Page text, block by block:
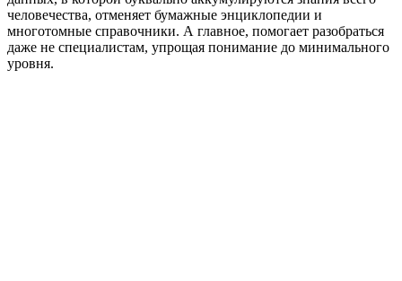
человечества, отменяет бумажные энциклопедии и
многотомные справочники. А главное, помогает разобраться
даже не специалистам, упрощая понимание до минимального
уровня.